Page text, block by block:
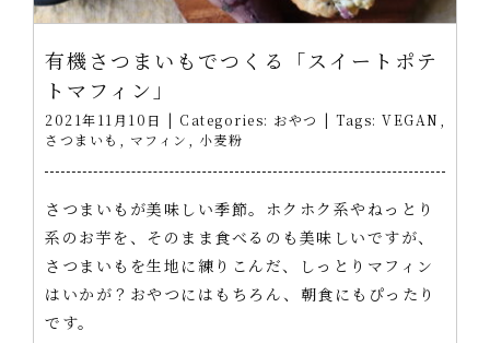
有機さつまいもでつくる「スイートポテ
トマフィン」
2021年11月10日 | Categories: おやつ | Tags: VEGAN
さつまいも
マフィン 小麦粉
さつまいもが美味しい季節。ホクホク系やねっとり
系のお芋を、そのまま食べるのも美味しいですが、
さつまいもを生地に練りこんだ、しっとりマフィン
はいかが？おやつにはもちろん、朝食にもぴったり
です。